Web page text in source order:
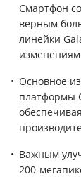
Смартфон
верным
линейки
Основное
платформы
Важным
200-